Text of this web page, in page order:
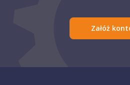
Załóż